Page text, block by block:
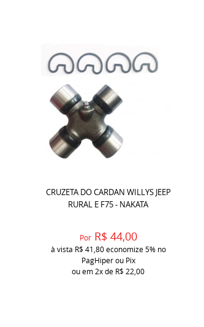
CRUZETA DO CARDAN WILLYS JEEP
RURAL E F75 - NAKATA
Por R$ 44,00
à vista R$ 41,80economize5% no
PagHiper ou Pix
ou em 2xde R$ 22,00